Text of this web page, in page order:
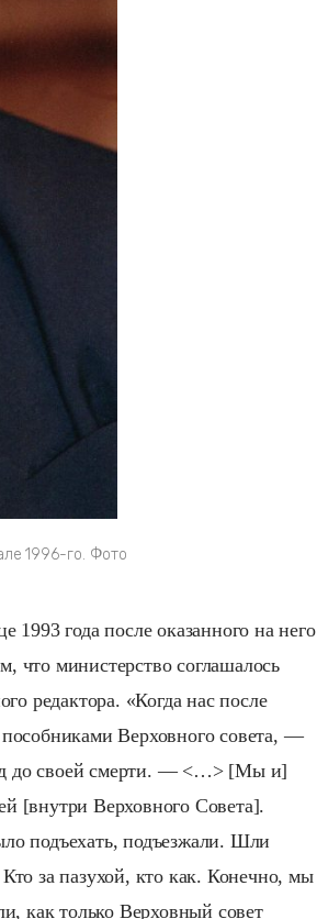
1996-го. Фото
1993 года после оказанного на него
что министерство соглашалось
редактора. «Когда нас после
Верховного совета, —
до своей смерти. — <…> [Мы и]
[внутри Верховного Совета].
подъехать, подъезжали. Шли
за пазухой, кто как. Конечно, мы
как только Верховный совет